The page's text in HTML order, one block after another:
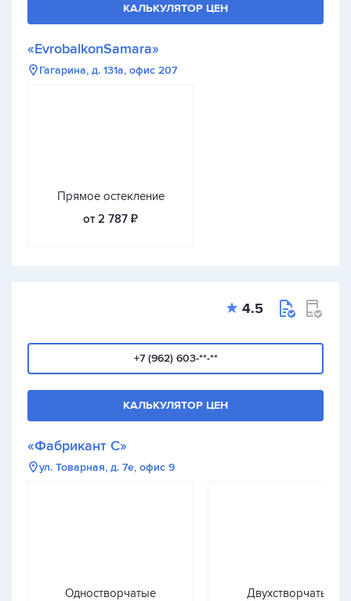
КАЛЬКУЛЯТОР ЦЕН
«EvrobalkonSamara»
Гагарина, д. 131а, офис 207
Прямое остекление
от 2 787 ₽
4.5
+7 (962) 603-**-**
КАЛЬКУЛЯТОР ЦЕН
«Фабрикант С»
ул. Товарная, д. 7е, офис 9
Одностворчатые
Двухстворчатые